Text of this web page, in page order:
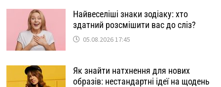
Найвеселіші знаки зодіаку: хто
здатний розсмішити вас до сліз?
05.08.2026 17:45
Як знайти натхнення для нових
образів: нестандартні ідеї на щодень